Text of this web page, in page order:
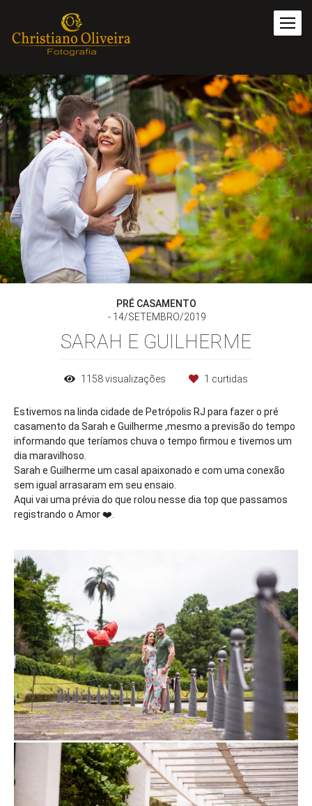
PRÉ CASAMENTO
14/SETEMBRO/2019
SARAH E GUILHERME
1158visualizações 1 curtidas
Estivemos na linda cidade de Petrópolis RJ para fazer o pré
casamento da Sarah e Guilherme ,mesmo a previsão do tempo
informando que teríamos chuva o tempo firmou e tivemos um
dia maravilhoso.
Sarah e Guilherme um casal apaixonado e com uma conexão
sem igual arrasaram em seu ensaio.
Aqui vai uma prévia do que rolou nesse dia top que passamos
registrando o Amor ❤️.